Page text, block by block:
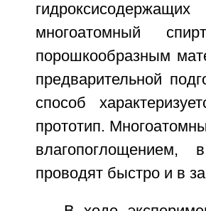
многоатомный
порошкообразным
предварительной
способ
прототип.
проводят быстро и в